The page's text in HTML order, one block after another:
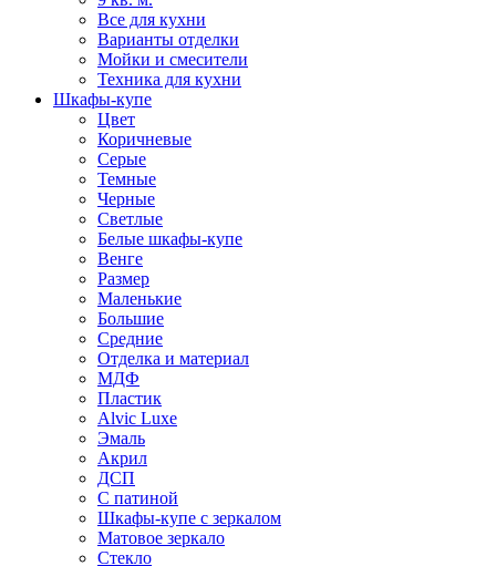
Все для кухни
Варианты отделки
Мойки и смесители
Техника для кухни
Шкафы-купе
Цвет
Коричневые
Серые
Темные
Черные
Светлые
Белые шкафы-купе
Венге
Размер
Маленькие
Большие
Средние
Отделка и материал
МДФ
Пластик
Alvic Luxe
Эмаль
Акрил
ДСП
С патиной
Шкафы-купе с зеркалом
Матовое зеркало
Стекло